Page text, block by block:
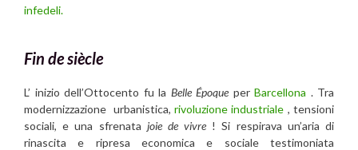
infedeli.
Fin de siècle
L’ inizio dell’Ottocento fu la Belle Époque per Barcellona . Tra
modernizzazione urbanistica, rivoluzione industriale , tensioni
sociali, e una sfrenata joie de vivre ! Si respirava un’aria di
rinascita e ripresa economica e sociale testimoniata